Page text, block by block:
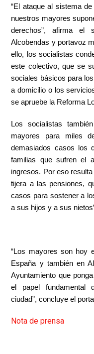
“El ataque al sistema
nuestros mayores
derechos”, afirma el
Alcobendas y portavoz
ello, los socialistas
este colectivo, que se
sociales básicos para
a domicilio o los
se apruebe la Reforma
Los socialistas
mayores para miles
demasiados casos los
familias que sufren el
ingresos. Por eso
tijera a las pensiones,
casos para sostener a
a sus hijos y a sus
“Los mayores son hoy
España y también en
Ayuntamiento que
el papel fundamental
ciudad”, concluye el
Nota de prensa